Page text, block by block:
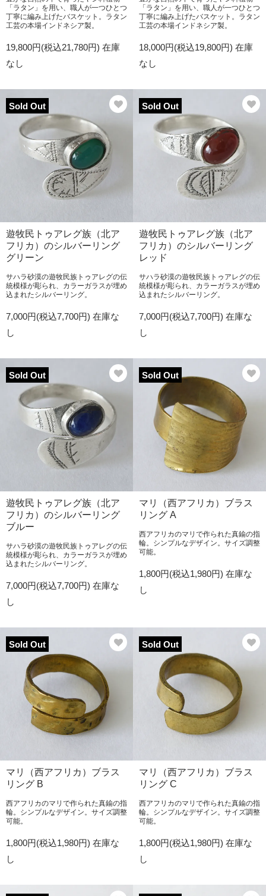
「ラタン」を用い、職人が一つひとつ
丁寧に編み上げたバスケット。ラタン
工芸の本場インドネシア製。
19,800円(税込21,780円) 在庫
なし
「ラタン」を用い、職人が一つひとつ
丁寧に編み上げたバスケット。ラタン
工芸の本場インドネシア製。
18,000円(税込19,800円) 在庫
なし
Sold Out
遊牧民トゥアレグ族（北ア
フリカ）のシルバーリング
グリーン
サハラ砂漠の遊牧民族トゥアレグの伝
統模様が彫られ、カラーガラスが埋め
込まれたシルバーリング。
7,000円(税込7,700円) 在庫な
し
Sold Out
遊牧民トゥアレグ族（北ア
フリカ）のシルバーリング
レッド
サハラ砂漠の遊牧民族トゥアレグの伝
統模様が彫られ、カラーガラスが埋め
込まれたシルバーリング。
7,000円(税込7,700円) 在庫な
し
Sold Out
遊牧民トゥアレグ族（北ア
フリカ）のシルバーリング
ブルー
サハラ砂漠の遊牧民族トゥアレグの伝
統模様が彫られ、カラーガラスが埋め
込まれたシルバーリング。
7,000円(税込7,700円) 在庫な
し
Sold Out
マリ（西アフリカ）ブラス
リング A
西アフリカのマリで作られた真鍮の指
輪。シンプルなデザイン。サイズ調整
可能。
1,800円(税込1,980円) 在庫な
し
Sold Out
マリ（西アフリカ）ブラス
リング B
西アフリカのマリで作られた真鍮の指
輪。シンプルなデザイン。サイズ調整
可能。
1,800円(税込1,980円) 在庫な
し
Sold Out
マリ（西アフリカ）ブラス
リング C
西アフリカのマリで作られた真鍮の指
輪。シンプルなデザイン。サイズ調整
可能。
1,800円(税込1,980円) 在庫な
し